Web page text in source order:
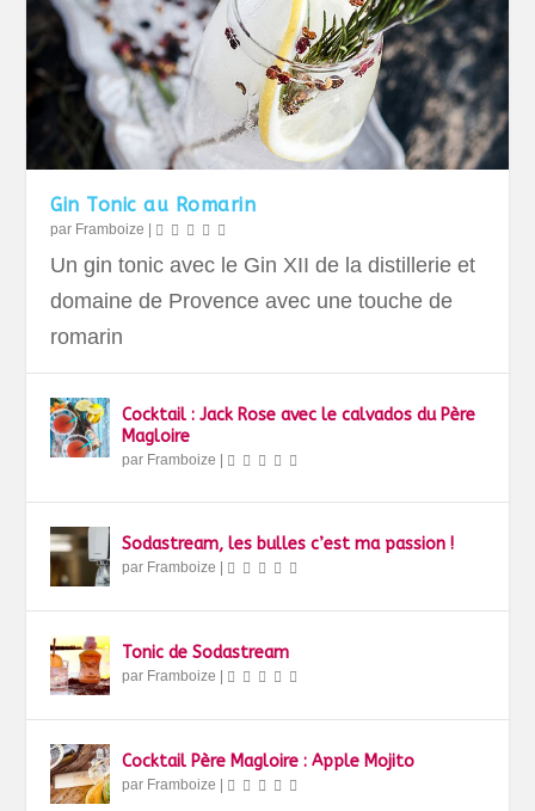
Gin Tonic au Romarin
par Framboize |
Un gin tonic avec le Gin XII de la distillerie et
domaine de Provence avec une touche de
romarin
Cocktail : Jack Rose avec le calvados du Père
Magloire
par Framboize |
Sodastream, les bulles c’est ma passion !
par Framboize |
Tonic de Sodastream
par Framboize |
Cocktail Père Magloire : Apple Mojito
par Framboize |